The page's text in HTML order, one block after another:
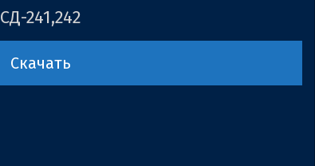
СД-241,242
Скачать